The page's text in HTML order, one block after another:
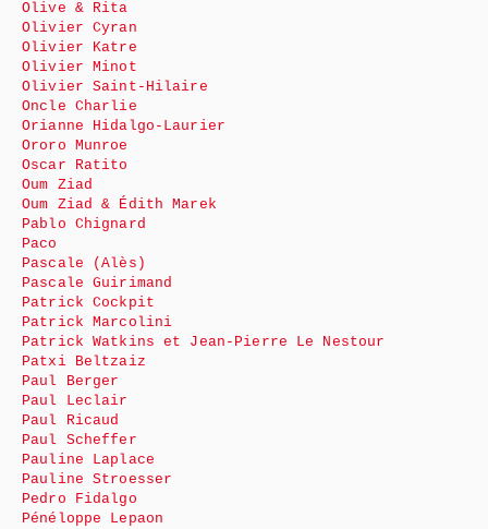
Olive & Rita
Olivier Cyran
Olivier Katre
Olivier Minot
Olivier Saint-Hilaire
Oncle Charlie
Orianne Hidalgo-Laurier
Ororo Munroe
Oscar Ratito
Oum Ziad
Oum Ziad & Édith Marek
Pablo Chignard
Paco
Pascale (Alès)
Pascale Guirimand
Patrick Cockpit
Patrick Marcolini
Patrick Watkins et Jean-Pierre Le Nestour
Patxi Beltzaiz
Paul Berger
Paul Leclair
Paul Ricaud
Paul Scheffer
Pauline Laplace
Pauline Stroesser
Pedro Fidalgo
Pénéloppe Lepaon